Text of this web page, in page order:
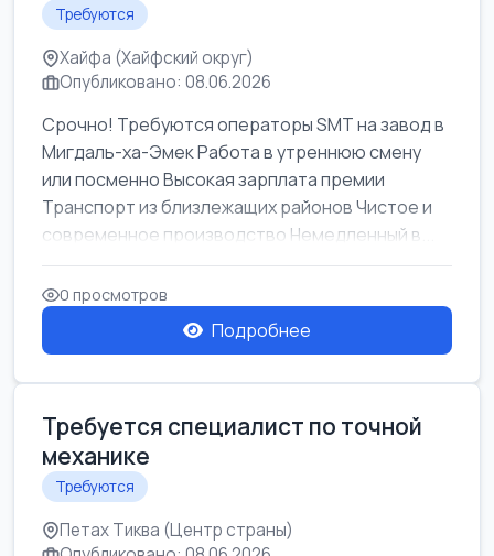
Требуются
Хайфа (Хайфский округ)
Опубликовано: 08.06.2026
Срочно! Требуются операторы SMT на завод в
Мигдаль-ха-Эмек Работа в утреннюю смену
или посменно Высокая зарплата премии
Транспорт из близлежащих районов Чистое и
современное производство Немедленный в...
0 просмотров
Подробнее
Требуется специалист по точной
механике
Требуются
Петах Тиква (Центр страны)